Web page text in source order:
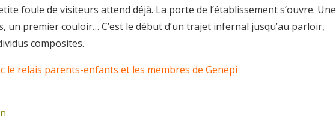
foule de visiteurs attend déjà. La porte de l’établissement s’ouvre. Une
un premier couloir… C’est le début d’un trajet infernal jusqu’au parloir,
composites.
le relais parents-enfants et les membres de Genepi